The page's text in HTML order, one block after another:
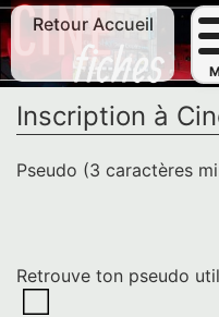
Retour Accueil
Inscription à
Pseudo (3 caractères
Retrouve ton pseudo